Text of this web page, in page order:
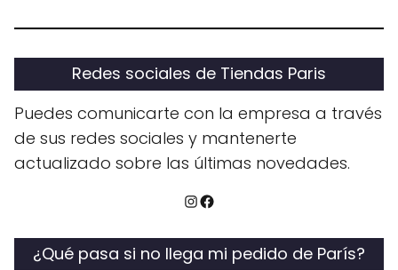
Redes sociales de Tiendas Paris
Puedes comunicarte con la empresa a través
de sus redes sociales y mantenerte
actualizado sobre las últimas novedades.
Instagram
Facebook
¿Qué pasa si no llega mi pedido de París?